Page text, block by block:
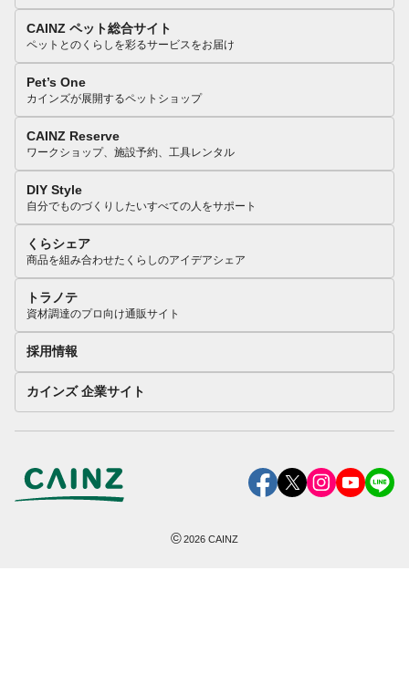
CAINZ ペット総合サイト
ペットとのくらしを彩るサービスをお届け
Pet’s One
カインズが展開するペットショップ
CAINZ Reserve
ワークショップ、施設予約、工具レンタル
DIY Style
自分でものづくりしたいすべての人をサポート
くらシェア
商品を組み合わせたくらしのアイデアシェア
トラノテ
資材調達のプロ向け通販サイト
採用情報
カインズ 企業サイト
©2026 CAINZ